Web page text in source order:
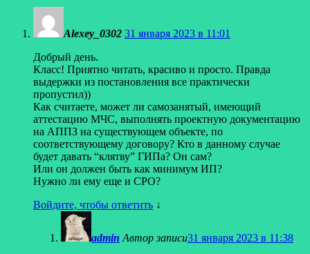
Alexey_0302 31 января 2023 в 11:01
Добрый день.
Класс! Приятно читать, красиво и просто. Правда
выдержки из постановления все практически
пропустил))
Как считаете, может ли самозанятый, имеющий
аттестацию МЧС, выполнять проектную документацию
на АППЗ на существующем объекте, по
соответствующему договору? Кто в данному случае
будет давать “клятву” ГИПа? Он сам?
Или он должен быть как минимум ИП?
Нужно ли ему еще и СРО?
Войдите, чтобы ответить ↓
admin Автор записи31 января 2023 в 11:38